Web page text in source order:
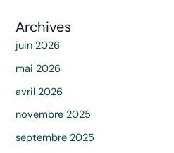
Archives
juin 2026
mai 2026
avril 2026
novembre 2025
septembre 2025